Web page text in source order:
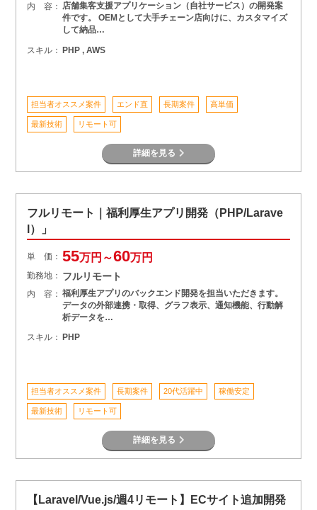
内 容： 店舗集客支援アプリケーション（自社サービス）の開発案
件です。 OEMとして大手チェーン店向けに、カスタマイズ
して納品…
スキル： PHP , AWS
担当者オススメ案件 エンド直 長期案件 高単価
最新技術 リモート可
詳細を見る
フルリモート｜福利厚生アプリ開発（PHP/Larave
l）」
単 価： 55万円～60万円
勤務地： フルリモート
内 容： 福利厚生アプリのバックエンド開発を担当いただきます。
データの外部連携・取得、グラフ表示、通知機能、行動解
析データを…
スキル： PHP
担当者オススメ案件 長期案件 20代活躍中 稼働安定
最新技術 リモート可
詳細を見る
【Laravel/Vue.js/週4リモート】ECサイト追加開発